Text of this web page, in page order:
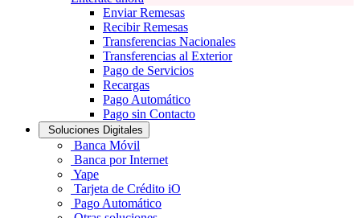
Enviar Remesas
Recibir Remesas
Transferencias Nacionales
Transferencias al Exterior
Pago de Servicios
Recargas
Pago Automático
Pago sin Contacto
Soluciones Digitales
Banca Móvil
Banca por Internet
Yape
Tarjeta de Crédito iO
Pago Automático